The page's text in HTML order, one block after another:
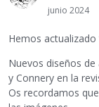
junio 2024
Hemos actualizado
Nuevos diseños
y Connery en la
Os recordamos